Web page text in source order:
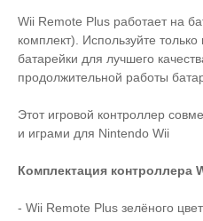
Wii Remote Plus работает на
комплект). Используйте
батарейки для лучшего
продолжительной работы
Этот игровой контроллер
и играми для Nintendo Wii
Комплектация контроллера
- Wii Remote Plus зелёного